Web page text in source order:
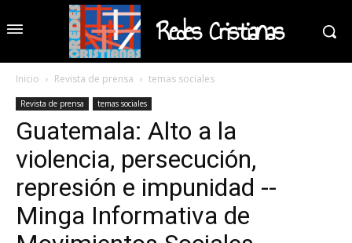
Redes Cristianas
Inicio Revista de prensa temas sociales
Revista de prensa temas sociales
Guatemala: Alto a la
violencia, persecución,
represión e impunidad --
Minga Informativa de